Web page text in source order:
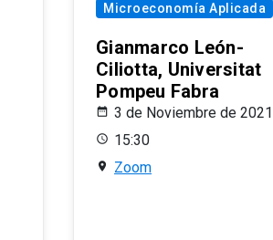
Microeconomía Aplicada
Gianmarco León-
Ciliotta, Universitat
Pompeu Fabra
3 de Noviembre de 2021
15:30
Zoom